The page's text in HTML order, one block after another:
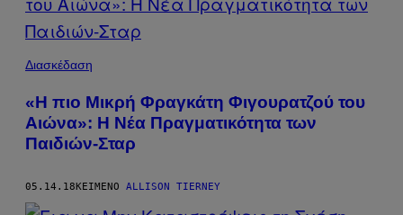
Διασκέδαση
«Η πιο Μικρή Φραγκάτη Φιγουρατζού του
Αιώνα»: Η Νέα Πραγματικότητα των
Παιδιών-Σταρ​
05.14.18ΚΕΊΜΕΝΟ ALLISON TIERNEY